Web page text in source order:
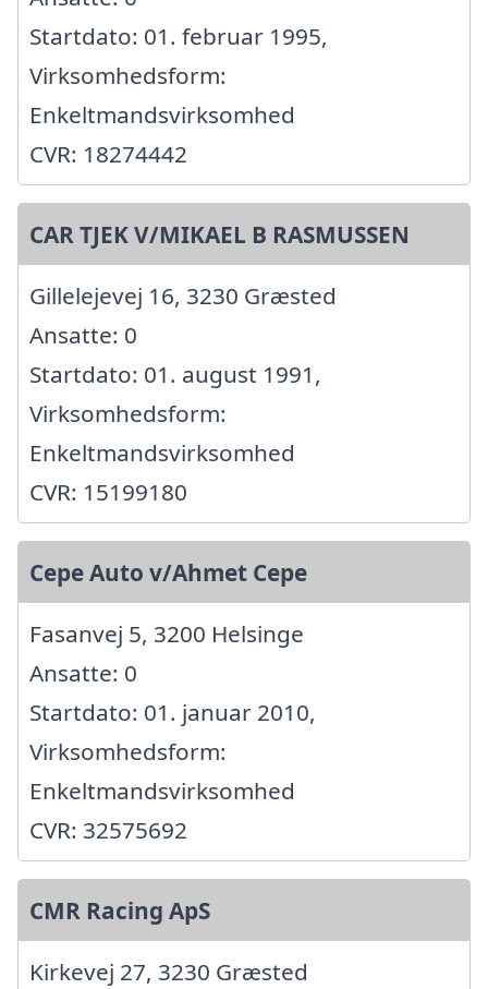
Startdato: 01. februar 1995,
Virksomhedsform:
Enkeltmandsvirksomhed
CVR: 18274442
CAR TJEK V/MIKAEL B RASMUSSEN
Gillelejevej 16, 3230 Græsted
Ansatte: 0
Startdato: 01. august 1991,
Virksomhedsform:
Enkeltmandsvirksomhed
CVR: 15199180
Cepe Auto v/Ahmet Cepe
Fasanvej 5, 3200 Helsinge
Ansatte: 0
Startdato: 01. januar 2010,
Virksomhedsform:
Enkeltmandsvirksomhed
CVR: 32575692
CMR Racing ApS
Kirkevej 27, 3230 Græsted